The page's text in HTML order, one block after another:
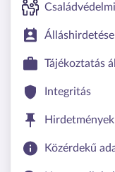
Tájékoztatás
Integritás
Hirdetmények
Közérdekű